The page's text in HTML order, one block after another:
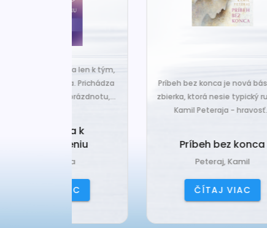
Príbeh bez konca je nová básnická
zbierka, ktorá nesie typický rukopis
Kamil Peteraja - hravosť...
Príbeh bez konca